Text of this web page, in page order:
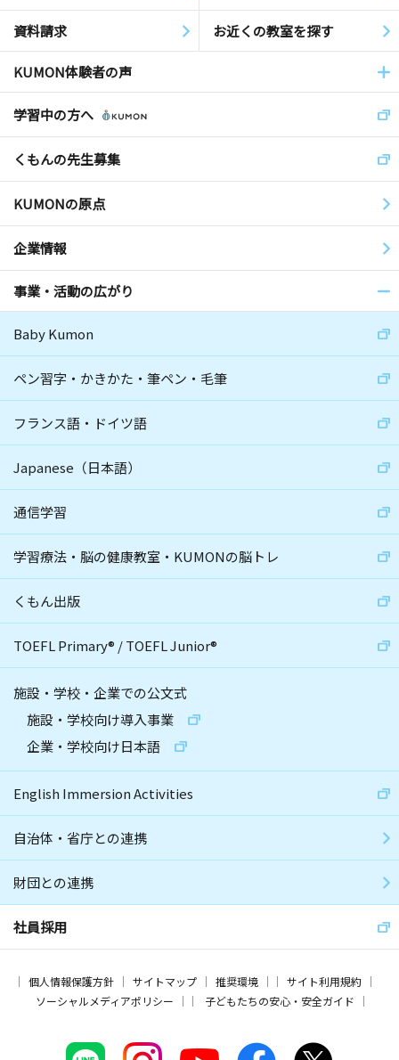
資料請求 お近くの教室を探す
KUMON体験者の声
学習中の方へ
くもんの先生募集
KUMONの原点
企業情報
事業・活動の広がり
Baby Kumon
ペン習字・かきかた・筆ペン・毛筆
フランス語・ドイツ語
Japanese（日本語）
通信学習
学習療法・脳の健康教室・KUMONの脳トレ
くもん出版
TOEFL Primary® /TOEFL Junior®
施設・学校・企業での公文式
施設・学校向け導入事業
企業・学校向け日本語
English Immersion Activities
自治体・省庁との連携
財団との連携
社員採用
個人情報保護方針 サイトマップ 推奨環境
サイト利用規約
ソーシャルメディアポリシー
子どもたちの安心・安全ガイド